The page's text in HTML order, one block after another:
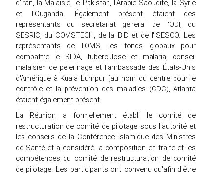
d'Iran, la Malaisie, le Pakistan, l'Arabie Saoudite, la Syrie
et l'Ouganda. Également présent étaient des
représentants du secrétariat général de l'OCI, du
SESRIC, du COMSTECH, de la BID et de l'ISESCO. Les
représentants de l'OMS, les fonds globaux pour
combattre le SIDA, tuberculose et malaria, conseil
malaisien de pèlerinage et l'ambassade des États-Unis
d'Amérique à Kuala Lumpur (au nom du centre pour le
contrôle et la prévention des maladies (CDC), Atlanta
étaient également présent.
La Réunion a formellement établi le comité de
restructuration de comité de pilotage sous l'autorité et
les conseils de la Conférence Islamique des Ministres
de Santé et a considéré la composition en traite et les
compétences du comité de restructuration de comité
de pilotage. Les participants ont convenu qu'afin d'être